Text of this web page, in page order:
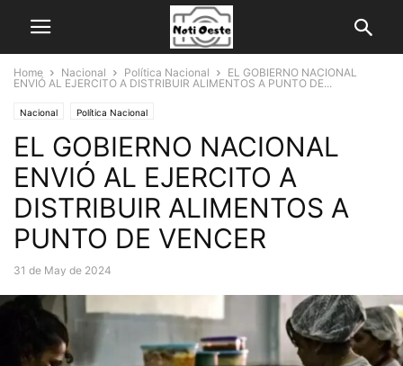
Home Nacional Política Nacional
EL GOBIERNO NACIONAL
ENVIÓ AL EJERCITO A DISTRIBUIR ALIMENTOS A PUNTO DE...
Nacional Política Nacional
EL GOBIERNO NACIONAL
ENVIÓ AL EJERCITO A
DISTRIBUIR ALIMENTOS A
PUNTO DE VENCER
31 de May de 2024